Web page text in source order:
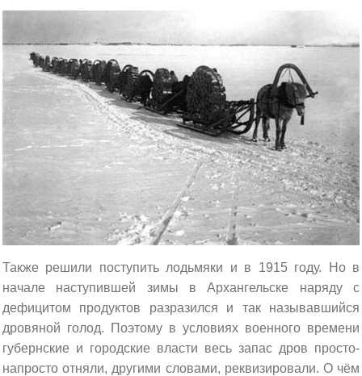
Также решили поступить лодьмяки и в 1915 году. Но в
начале наступившей зимы в Архангельске наряду с
дефицитом продуктов разразился и так называвшийся
дровяной голод. Поэтому в условиях военного времени
губернские и городские власти весь запас дров просто-
напросто отняли, другими словами, реквизировали. О чём